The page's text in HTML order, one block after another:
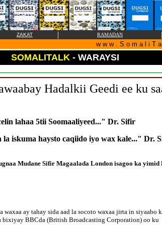
ZAKAT | RAMADAN |
w w w . S o m a l i T
SOMALITALK - WARAYSI
Hadalkii Geedi ee ku
lahaa 5tii Soomaaliyeed..." Dr. Sifir
iskuma haysto caqiido iyo wax kale..." Dr.
Mudane Sifir Magaalada London isagoo ka
waxaa ay tahay sida aad la socoto waxaa jirta in siyaabo
bixiyay BBCda (British Broadcasting Corporation) oo ku